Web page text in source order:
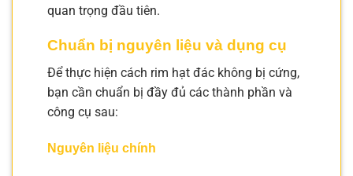
quan trọng đầu tiên.
Chuẩn bị nguyên liệu và dụng cụ
Để thực hiện cách rim hạt đác không bị cứng,
bạn cần chuẩn bị đầy đủ các thành phần và
công cụ sau:
Nguyên liệu chính